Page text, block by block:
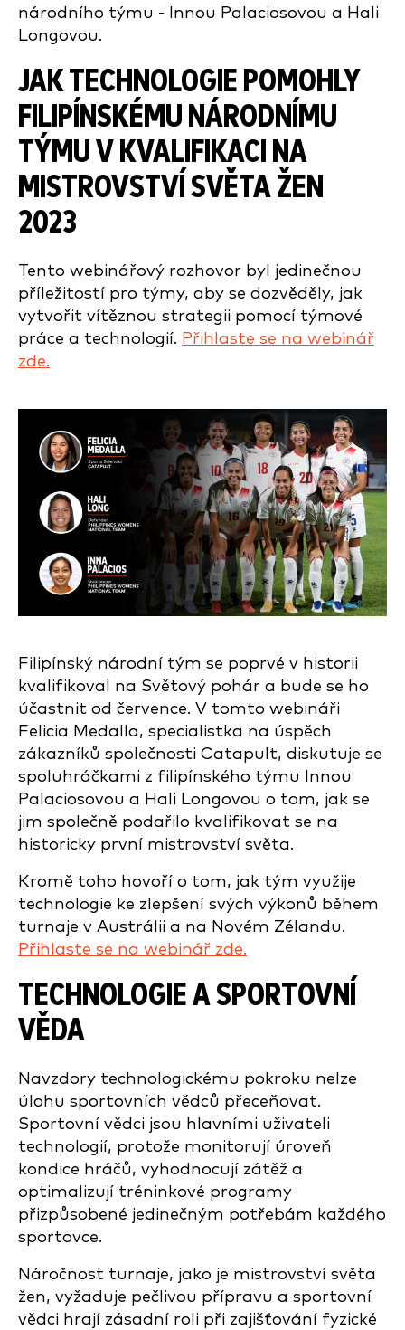
národního týmu - Innou Palaciosovou a Hali
Longovou.
JAK TECHNOLOGIE POMOHLY
FILIPÍNSKÉMU NÁRODNÍMU
TÝMU V KVALIFIKACI NA
MISTROVSTVÍ SVĚTA ŽEN
2023
Tento webinářový rozhovor byl jedinečnou
příležitostí pro týmy, aby se dozvěděly, jak
vytvořit vítěznou strategii pomocí týmové
práce a technologií. Přihlaste se na webinář
zde.
Filipínský národní tým se poprvé v historii
kvalifikoval na Světový pohár a bude se ho
účastnit od července. V tomto webináři
Felicia Medalla, specialistka na úspěch
zákazníků společnosti Catapult, diskutuje se
spoluhráčkami z filipínského týmu Innou
Palaciosovou a Hali Longovou o tom, jak se
jim společně podařilo kvalifikovat se na
historicky první mistrovství světa.
Kromě toho hovoří o tom, jak tým využije
technologie ke zlepšení svých výkonů během
turnaje v Austrálii a na Novém Zélandu.
Přihlaste se na webinář zde.
TECHNOLOGIE A SPORTOVNÍ
VĚDA
Navzdory technologickému pokroku nelze
úlohu sportovních vědců přeceňovat.
Sportovní vědci jsou hlavními uživateli
technologií, protože monitorují úroveň
kondice hráčů, vyhodnocují zátěž a
optimalizují tréninkové programy
přizpůsobené jedinečným potřebám každého
sportovce.
Náročnost turnaje, jako je mistrovství světa
žen, vyžaduje pečlivou přípravu a sportovní
vědci hrají zásadní roli při zajišťování fyzické